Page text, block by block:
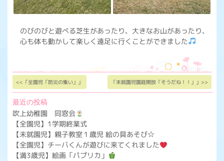
のびのびと遊べる芝生があったり、大きなお山があったり、
心も体も動かして楽しく遠足に行くことができました
<<「全園児「防災の集い」」 「未就園児園庭開放「そうだね！！」」>>
最近の投稿
吹上幼稚園 同窓会
【全園児】1学期終業式
【未就園児】親子教室１歳児 絵の具あそび☆
【全園児】チーバくんが遊びに来てくれました
【満3歳児】絵画「パプリカ」